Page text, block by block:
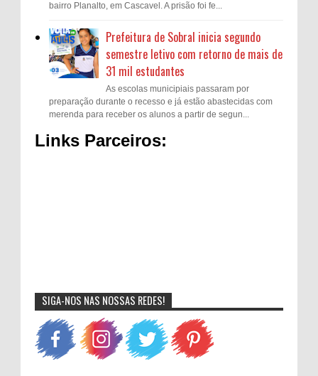
bairro Planalto, em Cascavel. A prisão foi fe...
Prefeitura de Sobral inicia segundo
semestre letivo com retorno de mais de
31 mil estudantes
As escolas municipiais passaram por
preparação durante o recesso e já estão abastecidas com
merenda para receber os alunos a partir de segun...
Links Parceiros:
SIGA-NOS NAS NOSSAS REDES!